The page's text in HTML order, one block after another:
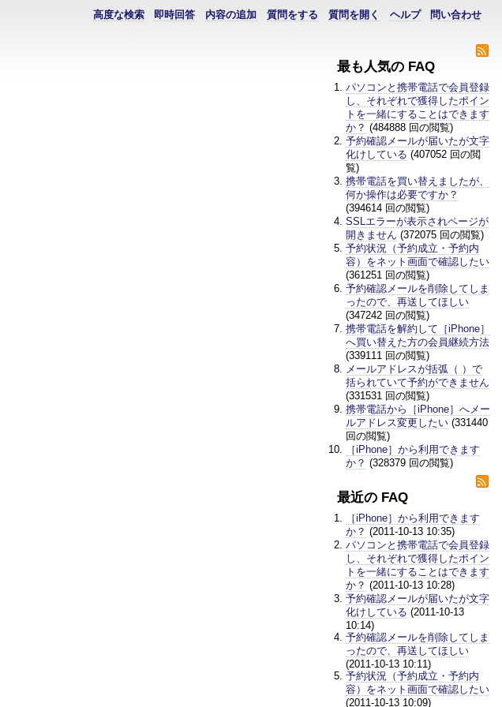
問い合わせ
ヘルプ
質問を開く
質問をする
内容の追加
即時回答
高度な検索
最も人気の FAQ
パソコンと携帯電話で会員登録
し、それぞれで獲得したポイン
トを一緒にすることはできます
か？ (484888 回の閲覧)
予約確認メールが届いたが文字
化けしている (407052 回の閲
覧)
携帯電話を買い替えましたが、
何か操作は必要ですか？
(394614 回の閲覧)
SSLエラーが表示されページが
開きません (372075 回の閲覧)
予約状況（予約成立・予約内
容）をネット画面で確認したい
(361251 回の閲覧)
予約確認メールを削除してしま
ったので、再送してほしい
(347242 回の閲覧)
携帯電話を解約して［iPhone］
へ買い替えた方の会員継続方法
(339111 回の閲覧)
メールアドレスが括弧（ ）で
括られていて予約ができません
(331531 回の閲覧)
携帯電話から［iPhone］へメー
ルアドレス変更したい (331440
回の閲覧)
［iPhone］から利用できます
か？ (328379 回の閲覧)
最近の FAQ
［iPhone］から利用できます
か？ (2011-10-13 10:35)
パソコンと携帯電話で会員登録
し、それぞれで獲得したポイン
トを一緒にすることはできます
か？ (2011-10-13 10:28)
予約確認メールが届いたが文字
化けしている (2011-10-13
10:14)
予約確認メールを削除してしま
ったので、再送してほしい
(2011-10-13 10:11)
予約状況（予約成立・予約内
容）をネット画面で確認したい
(2011-10-13 10:09)